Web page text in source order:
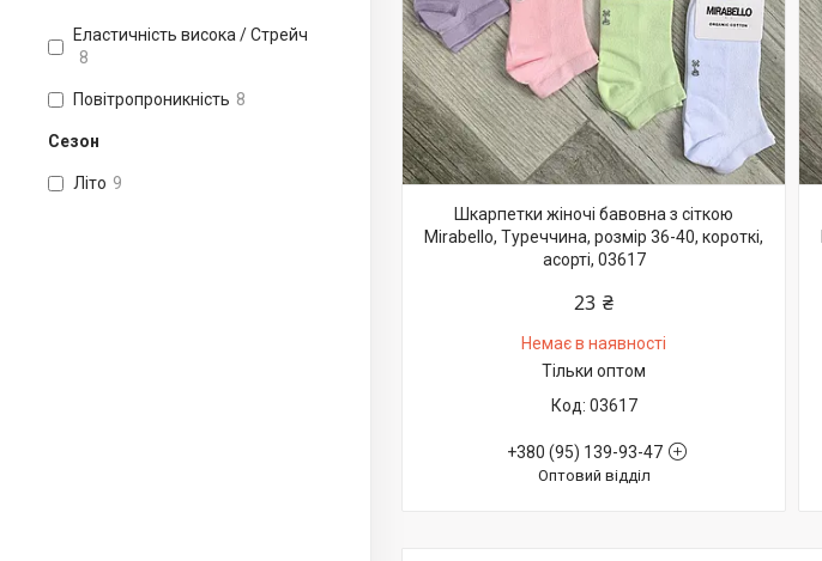
Еластичність висока / Стрейч
8
Повітропроникність 8
Сезон
Літо 9
Шкарпетки жіночі бавовна з сіткою
Mirabello, Туреччина, розмір 36-40, короткі,
асорті, 03617
23 ₴
Немає в наявності
Тільки оптом
03617
+380 (95) 139-93-47
Оптовий відділ